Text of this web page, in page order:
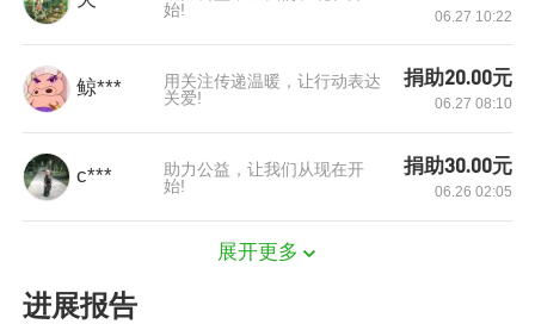
检查期间孩子精神差，血小板低，意识都不清楚
了。医生说：再不开始化疗，错过最佳时机就要
骨髓移植，那费用就更高了，T系白血病治率 50
%—70%，积极化疗效果还是很好的。当时我整
我特别无助。怎么可能，那种电影、电视上的病
始!
06.27 10:22
鲸***
用关注传递温暖，让行动表达
关爱!
捐助20.00元
06.27 08:10
c***
助力公益，让我们从现在开
始!
捐助30.00元
06.26 02:05
展开更多
进展报告